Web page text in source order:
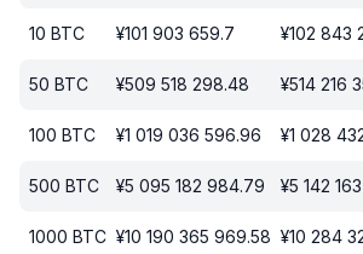
10 BTC ¥101 903 659.7 ¥102 843
50 BTC ¥509 518 298.48 ¥514 216
100 BTC ¥1 019 036 596.96 ¥1 028
500 BTC ¥5 095 182 984.79 ¥5 142
1000 BTC ¥10 190 365 969.58 ¥10 284